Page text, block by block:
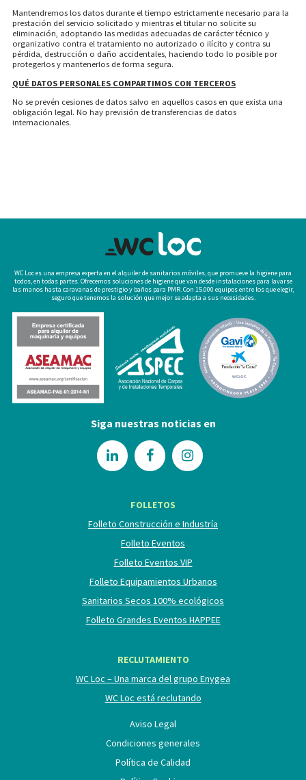
Mantendremos los datos durante el tiempo estrictamente necesario para la
prestación del servicio solicitado y mientras el titular no solicite su
eliminación, adoptando las medidas adecuadas de carácter técnico y
organizativo contra el tratamiento no autorizado o ilícito y contra su
pérdida, destrucción o daño accidentales, haciendo todo lo posible por
protegerlos y mantenerlos de forma segura.
QUÉ DATOS PERSONALES COMPARTIMOS CON TERCEROS
No se prevén cesiones de datos salvo en aquellos casos en que exista una
obligación legal. No hay previsión de transferencias de datos
internacionales.
WC Loc es una empresa experta en el alquiler de sanitarios móviles, que promueve la higiene para
todos, en todas partes. Ofrecemos soluciones de higiene que van desde instalaciones para lavarse
las manos hasta caravanas de prestigio y baños para PMR. Con 15.000 equipos entre los que elegir,
seguro que tenemos la solución que mejor se adapta a sus necesidades.
Siga nuestras noticias en
FOLLETOS
Folleto Construcción e Industría
Folleto Eventos
Folleto Eventos VIP
Folleto Equipamientos Urbanos
Sanitarios Secos 100% ecológicos
Folleto Grandes Eventos HAPPEE
RECLUTAMIENTO
WC Loc – Una marca del grupo Enygea
WC Loc está reclutando
Aviso Legal
Condiciones generales
Política de Calidad